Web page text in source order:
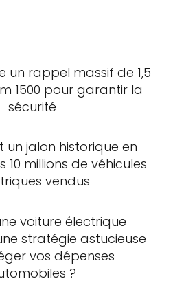
un rappel massif de 1,5
1500 pour garantir la
sécurité
un jalon historique en
millions de véhicules
vendus
voiture électrique
stratégie astucieuse
vos dépenses
?